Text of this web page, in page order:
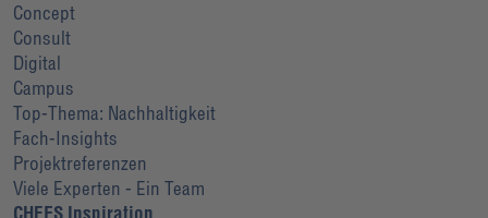
Concept
Consult
Digital
Campus
Top-Thema: Nachhaltigkeit
Fach-Insights
Projektreferenzen
Viele Experten - Ein Team